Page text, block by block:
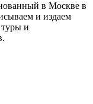
в Москве в
и издаем
и